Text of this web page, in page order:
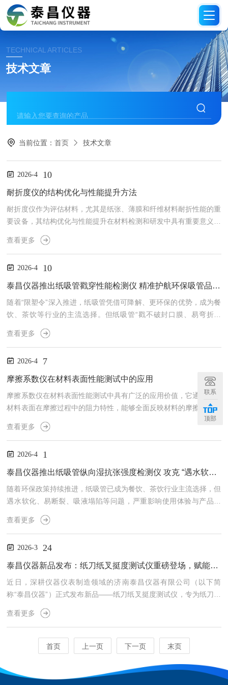
TECHNICAL ARTICLES
技术文章
当前位置：首页 技术文章
2026-4 10
耐折度仪的结构优化与性能提升方法
耐折度仪作为评估材料，尤其是纸张、薄膜和纤维材料耐折性能的重
要设备，其结构优化与性能提升在材料检测和研发中具有重要意义。
通过反复折叠试样并记录折叠次数，能够直观反映材料在弯曲、折叠
等应力作用下的耐久性和可靠性。随着工业生产对高性能材料的要求
因此结构优化和性能提升成为研究和应用的重点方向。耐折度仪的结
构优化首先体现在机械传动系统的改进上。传统的多采用手动或简单
数...
查看更多
2026-4 10
泰昌仪器推出纸吸管戳穿性能检测仪 精准护航环保吸管品质升级
随着“限塑令”深入推进，纸吸管凭借可降解、更环保的优势，成为餐
饮、茶饮等行业的主流选择。但纸吸管“戳不破封口膜、易弯折断
裂”等痛点，一直困扰着生产企业与消费者。近日，济南泰昌仪器有
限公司聚焦行业刚需，重磅推出纸吸管（含吸管原纸）戳穿性能检测
提供专业、高效的品质检测解决方案。一、直击行业痛点，填补标准
检测空白此前，纸吸管行业缺乏统一的戳穿性能检测规范，企业多依
查看更多
2026-4 7
摩擦系数仪在材料表面性能测试中的应用
摩擦系数仪在材料表面性能测试中具有广泛的应用价值，它通过测量
材料表面在摩擦过程中的阻力特性，能够全面反映材料的摩擦性能、
耐磨性以及表面处理效果。在现代材料科学、机械工程以及表面工程
等领域，已成为评估材料性能的重要实验工具。材料表面的摩擦性能
摩擦系数对于新材料开发和现有材料优化具有重要意义。摩擦系数仪
的工作原理通常是通过加载已知压力，使试样与对摩擦表面接触，然
计...
查看更多
2026-4 1
泰昌仪器推出纸吸管纵向湿抗张强度检测仪 攻克 “遇水软化” 行业痛点
随着环保政策持续推进，纸吸管已成为餐饮、茶饮行业主流选择，但
遇水软化、易断裂、吸液塌陷等问题，严重影响使用体验与产品口
碑。近日，济南泰昌仪器有限公司聚焦纸吸管核心性能短板，重磅推
出纸吸管（含吸管原纸）纵向湿抗张强度检测仪，精准匹配GB/T448
业湿态强度检测解决方案。一、直击行业痛点，湿态强度检测空白纸
吸管在冷饮、热饮环境中，吸水后强度骤降是行业共性难题。GB/T4
查看更多
2026-3 24
泰昌仪器新品发布：纸刀纸叉挺度测试仪重磅登场，赋能纸餐具品质升级
近日，深耕仪器仪表制造领域的济南泰昌仪器有限公司（以下简
称“泰昌仪器”）正式发布新品——纸刀纸叉挺度测试仪，专为纸刀、
纸叉等一次性纸餐具的挺度及抗弯曲性能检测量身打造，精准破解行
业检测痛点，为纸餐具行业合规化、标准化发展注入专业检测力量，
人心，一次性纸餐具凭借可降解、无污染的优势，广泛应用于餐饮、
外卖、食品包装等多个场景，市场需求持续攀升。与此同时，纸刀纸
叉的挺度的稳定性直接关系到使用体验与产品合规性，若挺度不足，
查看更多
首页 上一页 下一页 末页
联系
顶部